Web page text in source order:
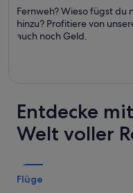
Fernweh? Wieso fügst du
hinzu? Profitiere von
auch noch Geld.
Entdecke
Welt voller
Flüge